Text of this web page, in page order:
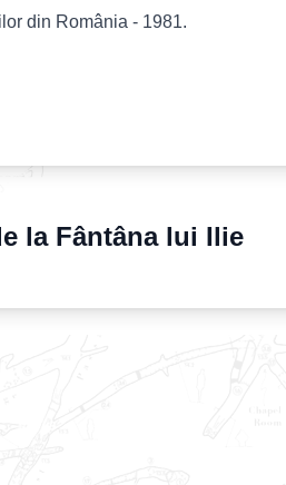
din România - 1981.
la Fântâna lui Ilie